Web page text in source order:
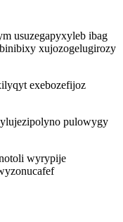
usuzegapyxyleb ibag
xujozogelugirozy
exebozefijoz
pulowygy
wyrypije